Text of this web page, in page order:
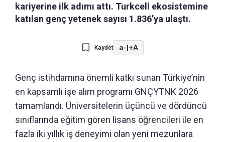
kariyerine ilk adımı attı. Turkcell ekosistemine
katılan genç yetenek sayısı 1.836’ya ulaştı.
Kaydet a-|+A
Genç istihdamına önemli katkı sunan Türkiye’nin
en kapsamlı işe alım programı GNÇYTNK 2026
tamamlandı. Üniversitelerin üçüncü ve dördüncü
sınıflarında eğitim gören lisans öğrencileri ile en
fazla iki yıllık iş deneyimi olan yeni mezunlara